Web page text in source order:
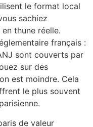
le format local
sachiez
thune réelle.
français :
sont couverts par
sur des
est moindre. Cela
le plus souvent